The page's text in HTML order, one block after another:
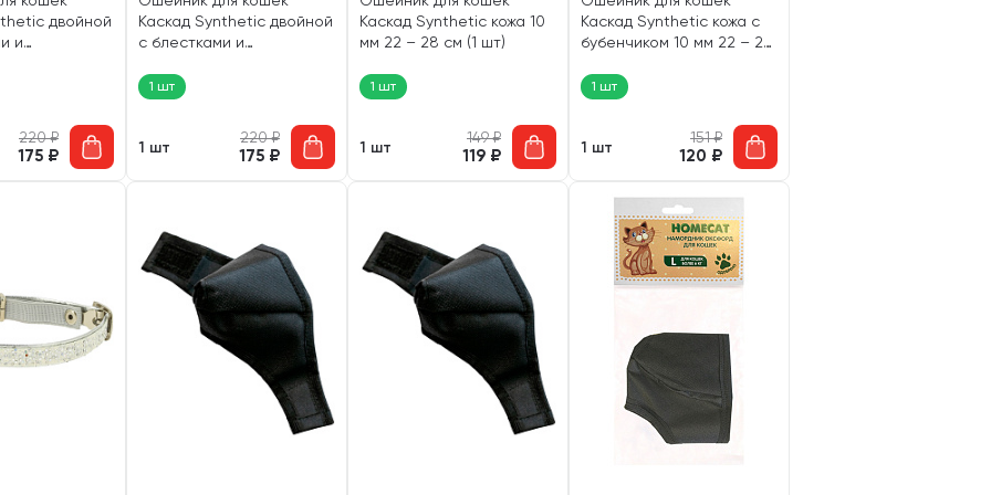
двойной
и
220₽
175 ₽
Каскад Synthetic двойной
с блестками и
мм 28 см (1 шт)
1 шт
1 шт
220₽
175 ₽
Каскад Synthetic кожа 10
мм 22 – 28 см (1 шт)
1 шт
1 шт
149₽
119 ₽
Каскад Synthetic кожа с
бубенчиком 10 мм 22 – 28
1 шт
1 шт
151₽
120 ₽